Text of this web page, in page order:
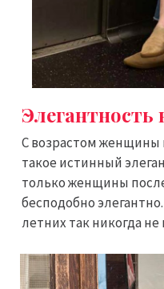
Элегантность
С возрастом женщины
такое истинный
только женщины
бесподобно
летних так никогда не